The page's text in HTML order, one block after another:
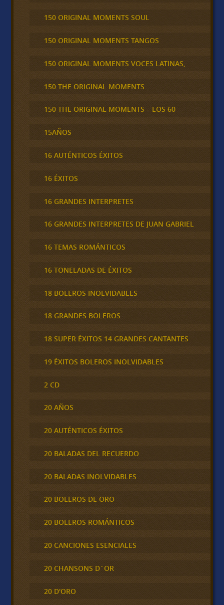
150 ORIGINAL MOMENTS SOUL
150 ORIGINAL MOMENTS TANGOS
150 ORIGINAL MOMENTS VOCES LATINAS,
150 THE ORIGINAL MOMENTS
150 THE ORIGINAL MOMENTS – LOS 60
15AÑOS
16 AUTÉNTICOS ÉXITOS
16 ÉXITOS
16 GRANDES INTERPRETES
16 GRANDES INTERPRETES DE JUAN GABRIEL
16 TEMAS ROMÁNTICOS
16 TONELADAS DE ÉXITOS
18 BOLEROS INOLVIDABLES
18 GRANDES BOLEROS
18 SUPER ÉXITOS 14 GRANDES CANTANTES
19 ÉXITOS BOLEROS INOLVIDABLES
2 CD
20 AÑOS
20 AUTÉNTICOS ÉXITOS
20 BALADAS DEL RECUERDO
20 BALADAS INOLVIDABLES
20 BOLEROS DE ORO
20 BOLEROS ROMÁNTICOS
20 CANCIONES ESENCIALES
20 CHANSONS D´OR
20 D'ORO